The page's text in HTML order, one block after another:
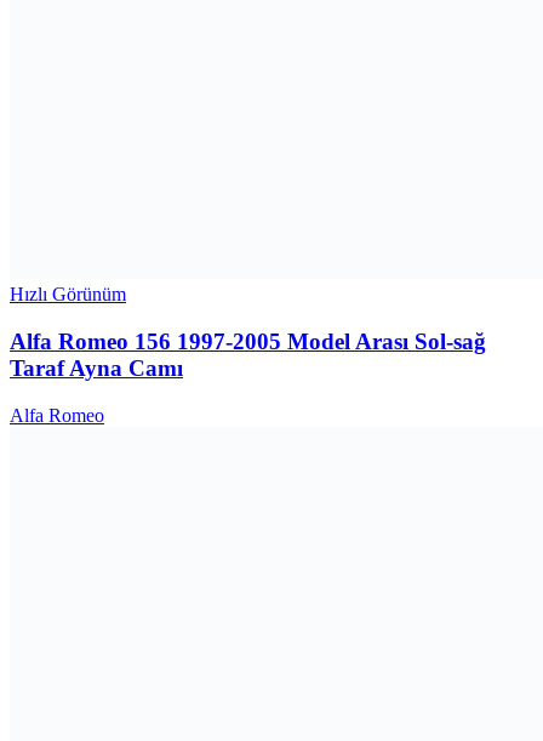
Hızlı Görünüm
Alfa Romeo 156 1997-2005 Model Arası Sol-sağ
Taraf Ayna Camı
Alfa Romeo